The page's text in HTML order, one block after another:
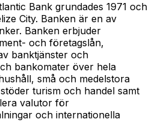
Bank grundades 1971 och
City. Banken är en av
Banken erbjuder
och företagslån,
banktjänster och
bankomater över hela
små och medelstora
turism och handel samt
valutor för
och internationella